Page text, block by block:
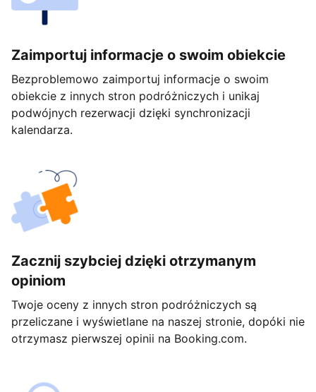
Zaimportuj informacje o swoim obiekcie
Bezproblemowo zaimportuj informacje o swoim
obiekcie z innych stron podróżniczych i unikaj
podwójnych rezerwacji dzięki synchronizacji
kalendarza.
Zacznij szybciej dzięki otrzymanym
opiniom
Twoje oceny z innych stron podróżniczych są
przeliczane i wyświetlane na naszej stronie, dopóki nie
otrzymasz pierwszej opinii na Booking.com.